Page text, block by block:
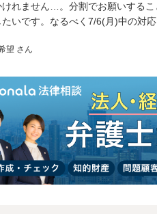
けれません…。分割でお願いする
いです。なるべく7/6(月)中の対
望 さん